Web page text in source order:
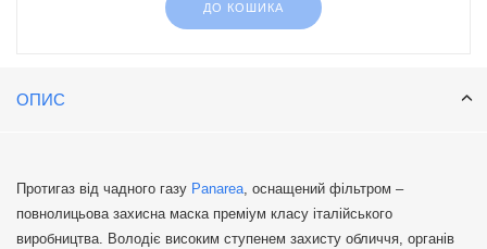
ДО КОШИКА
ОПИС
Протигаз від чадного газу Panareа, оснащений фільтром –
повнолицьова захисна маска преміум класу італійського
виробництва. Володіє високим ступенем захисту обличчя, органів